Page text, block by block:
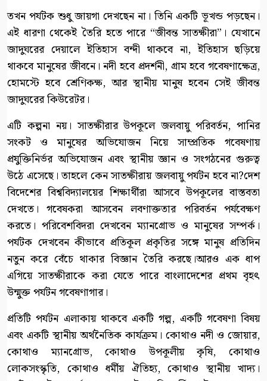
তখন পর্যটক শুধু জায়গা দেখছেন না। তিনি একটি ভূখন্ড পড়ছেন।
এই ধারণা থেকেই তৈরি হতে পারে “জীবন্ত সাতক্ষীরা”। যেখানে
জাদুঘরের দেয়ালে ইতিহাস বন্দী থাকবে না, ইতিহাস ছড়িয়ে
থাকবে মানুষের জীবনে। নদী হবে প্রদর্শনী, গ্রাম হবে গবেষণাক্ষেত্র,
হোমস্টে হবে শ্রেণিকক্ষ, আর স্থানীয় মানুষ হবেন সেই জীবন্ত
জাদুঘরের কিউরেটর।
এটি কল্পনা নয়। সাতক্ষীরার উপকূলে জলবায়ু পরিবর্তন, পানির
সংকট ও মানুষের অভিযোজন নিয়ে সাম্প্রতিক গবেষণায়
প্রযুক্তিনির্ভর অভিযোজন এবং স্থানীয় জ্ঞান ও সংগঠনের গুরুত্ব
উঠে এসেছে। তাহলে কেন সাতক্ষীরায় জলবায়ু পর্যটন হবে না?দেশ
বিদেশের বিশ্ববিদ্যালয়ের শিক্ষার্থীরা আসবে উপকূলের বাস্তবতা
দেখতে। গবেষকরা আসবেন লবণাক্ততার পরিবর্তন পর্যবেক্ষণ
করতে। পরিবেশবিদরা দেখবেন ম্যানগ্রোভ ও মানুষের সম্পর্ক।
পর্যটক দেখবেন কীভাবে প্রতিকূল প্রকৃতির সঙ্গে মানুষ প্রতিদিন
নতুন করে বেঁচে থাকার বিজ্ঞান তৈরি করছে।আরও এক ধাপ
এগিয়ে সাতক্ষীরাকে করা যেতে পারে বাংলাদেশের প্রথম বৃহৎ
উন্মুক্ত পর্যটন গবেষণাগার।
প্রতিটি পর্যটন এলাকায় থাকবে একটি গল্প, একটি গবেষণা বিষয়
এবং একটি স্থানীয় অর্থনৈতিক কার্যক্রম। কোথাও নদী ও জোয়ার,
কোথাও ম্যানগ্রোভ, কোথাও উপকূলীয় কৃষি, কোথাও
লোকসংস্কৃতি, কোথাও ধর্মীয় ঐতিহ্য, কোথাও স্থানীয় খাদ্য।